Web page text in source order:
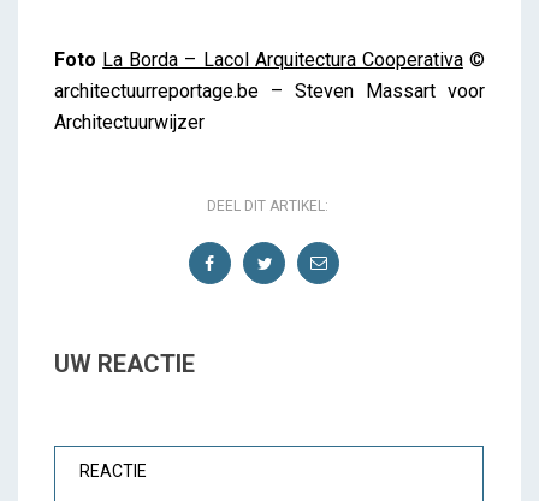
Foto La Borda – Lacol Arquitectura Cooperativa©
architectuurreportage.be – Steven Massart voor
Architectuurwijzer
DEEL DIT ARTIKEL:
UW REACTIE